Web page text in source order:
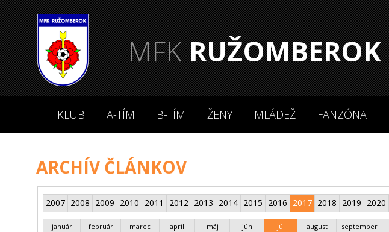
MFKRUŽOMBEROK
KLUB A-TÍM B-TÍM ŽENY MLÁDEŽ FANZÓNA
ARCHÍV ČLÁNKOV
2007 2008 2009 2010 2011 2012 2013 2014 2015 2016 2017 2018 2019 2020
január február marec apríl máj jún júl august september